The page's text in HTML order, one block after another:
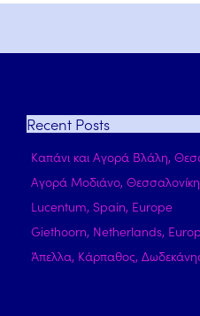
Recent Posts
Καπάνι και Αγορά Βλάλη,
Αγορά Μοδιάνο,
Lucentum, Spain, Europe
Giethoorn, Netherlands,
Άπελλα, Κάρπαθος,